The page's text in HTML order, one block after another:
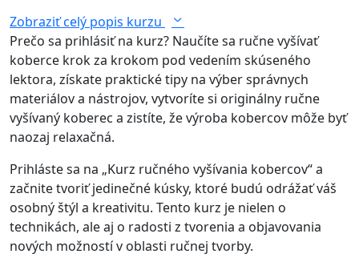
Zobraziť celý popis kurzu
Prečo sa prihlásiť na kurz? Naučíte sa ručne vyšívať
koberce krok za krokom pod vedením skúseného
lektora, získate praktické tipy na výber správnych
materiálov a nástrojov, vytvoríte si originálny ručne
vyšívaný koberec a zistíte, že výroba kobercov môže byť
naozaj relaxačná.
Prihláste sa na „Kurz ručného vyšívania kobercov“ a
začnite tvoriť jedinečné kúsky, ktoré budú odrážať váš
osobný štýl a kreativitu. Tento kurz je nielen o
technikách, ale aj o radosti z tvorenia a objavovania
nových možností v oblasti ručnej tvorby.